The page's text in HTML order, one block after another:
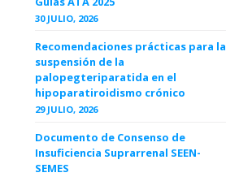
30 JULIO, 2026
Recomendaciones prácticas para la
suspensión de la
palopegteriparatida en el
hipoparatiroidismo crónico
29 JULIO, 2026
Documento de Consenso de
Insuficiencia Suprarrenal SEEN-
SEMES